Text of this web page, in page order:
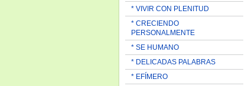
* VIVIR CON PLENITUD
* CRECIENDO
PERSONALMENTE
* SE HUMANO
* DELICADAS PALABRAS
* EFÍMERO